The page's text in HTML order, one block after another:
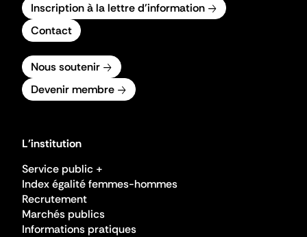
Inscription à la lettre d'information
Contact
Nous soutenir
Devenir membre
L'institution
Service public +
Index égalité femmes-hommes
Recrutement
Marchés publics
Informations pratiques